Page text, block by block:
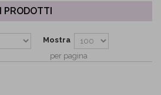
Mostra
per pagina